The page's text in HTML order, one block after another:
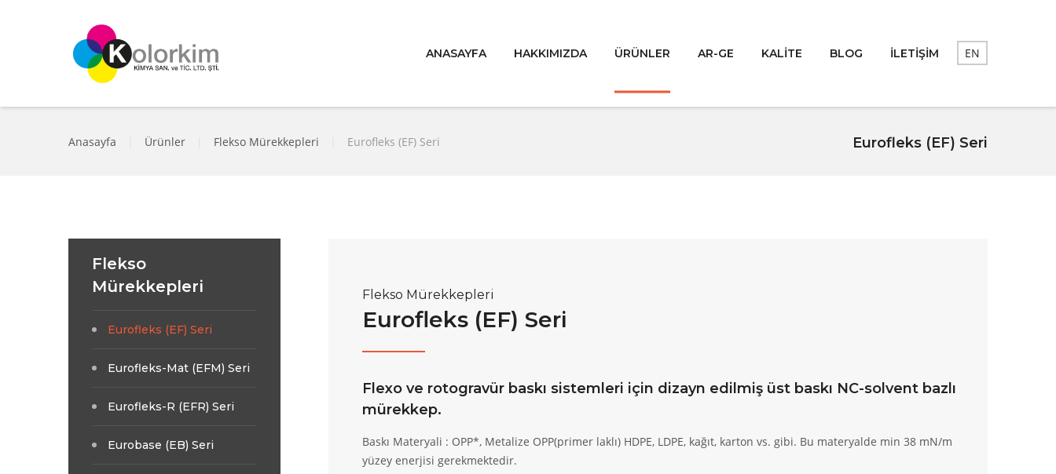
ANASAYFA HAKKIMIZDA ÜRÜNLER AR-GE KALİTE BLOG İLETİŞİM EN
Anasayfa Ürünler Flekso Mürekkepleri Eurofleks (EF) Seri Eurofleks (EF) Seri
Flekso Mürekkepleri
Eurofleks (EF) Seri
Flexo ve rotogravür baskı sistemleri için dizayn edilmiş üst baskı NC-solvent bazlı
mürekkep.
Baskı Materyali : OPP*, Metalize OPP(primer laklı) HDPE, LDPE, kağıt, karton vs. gibi. Bu materyalde min 38 mN/m
yüzey enerjisi gerekmektedir.
Flekso
Mürekkepleri
Eurofleks (EF) Seri
Eurofleks-Mat (EFM) Seri
Eurofleks-R (EFR) Seri
Eurobase (EB) Seri